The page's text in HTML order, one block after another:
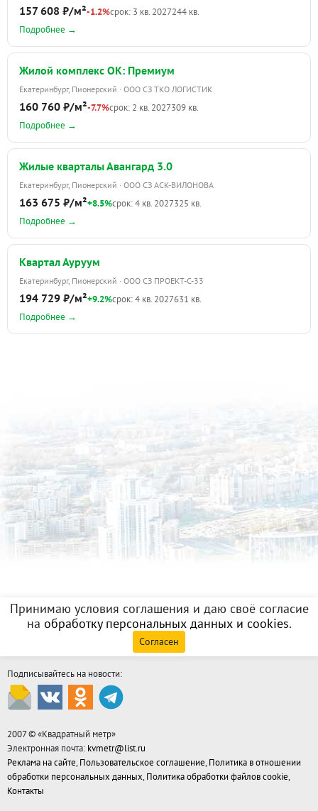
157 608 ₽/м²-1.2%срок: 3 кв. 2027244 кв.
Подробнее →
Жилой комплекс ОК: Премиум
Екатеринбург, Пионерский · ООО СЗ ТКО ЛОГИСТИК
160 760 ₽/м²-7.7%срок: 2 кв. 2027309 кв.
Подробнее →
Жилые кварталы Авангард 3.0
Екатеринбург, Пионерский · ООО СЗ АСК-ВИЛОНОВА
163 675 ₽/м²+8.5%срок: 4 кв. 2027325 кв.
Подробнее →
Квартал Ауруум
Екатеринбург, Пионерский · ООО СЗ ПРОЕКТ-С-33
194 729 ₽/м²+9.2%срок: 4 кв. 2027631 кв.
Подробнее →
Принимаю условия соглашения и даю своё согласие
на обработку персональных данных и cookies.
Согласен
Подписывайтесь на новости:
2007 © «Квадратный метр»
Электронная почта: kvmetr@list.ru
Реклама на сайте, Пользовательское соглашение, Политика в отношении
обработки персональных данных, Политика обработки файлов cookie,
Контакты